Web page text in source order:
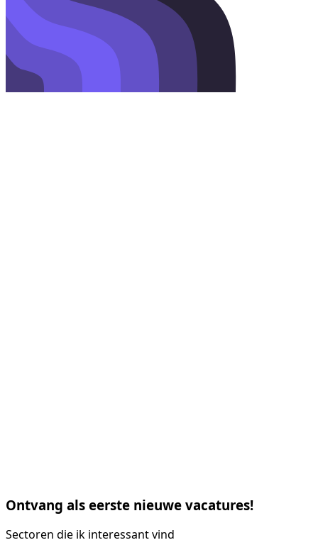
Ontvang als eerste nieuwe vacatures!
Sectoren die ik interessant vind